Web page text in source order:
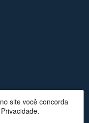
site você concorda